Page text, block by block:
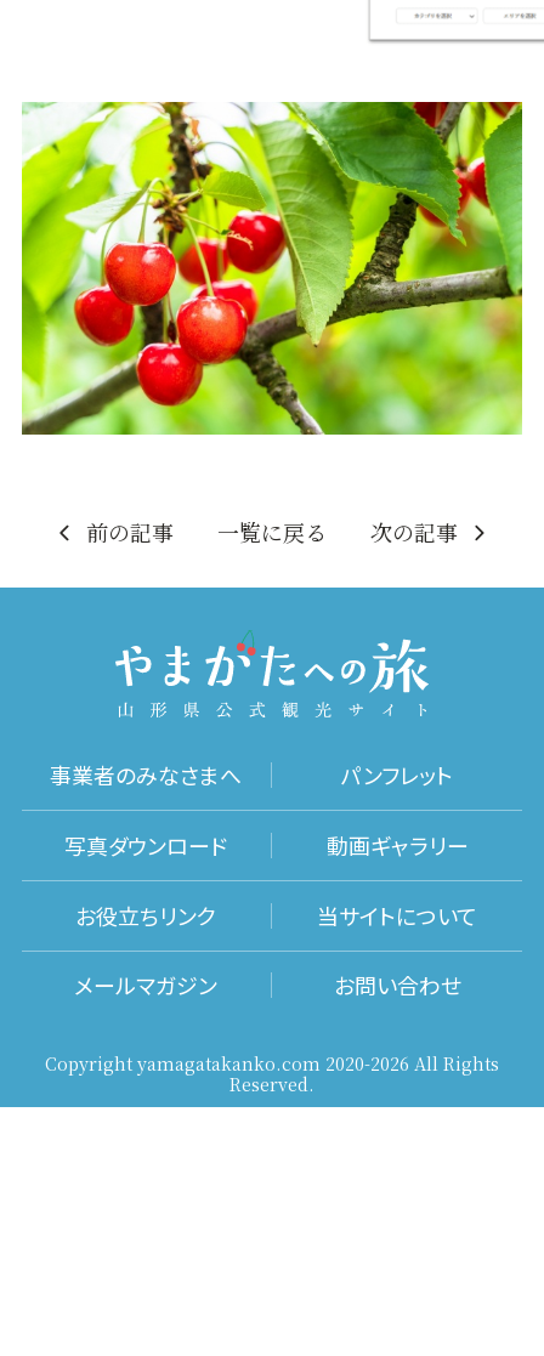
前の記事 一覧に戻る 次の記事
事業者のみなさまへ パンフレット
写真ダウンロード 動画ギャラリー
お役立ちリンク 当サイトについて
メールマガジン お問い合わせ
Copyright yamagatakanko.com 2020-2026 All Rights
Reserved.